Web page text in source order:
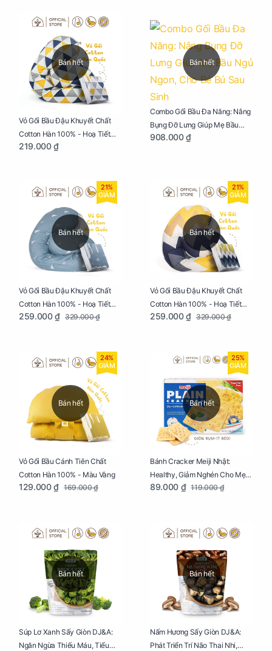
Bán hết
Vỏ Gối Bầu Đậu Khuyết Chất
Cotton Hàn 100% - Hoạ Tiết
Tam Giác
219.000 ₫
Bán hết
Combo Gối Bầu Đa Năng: Nâng
Bụng Đỡ Lưng Giúp Mẹ Bầu
Ngủ Ngon, Cho Bé Bú Sau Sinh
908.000 ₫
Bán hết
21%
GIẢM
Vỏ Gối Bầu Đậu Khuyết Chất
Cotton Hàn 100% - Hoạ Tiết
Thông Lạnh
259.000 ₫ 329.000 ₫
Bán hết
21%
GIẢM
Vỏ Gối Bầu Đậu Khuyết Chất
Cotton Hàn 100% - Hoạ Tiết
Ziczac
259.000 ₫ 329.000 ₫
Bán hết
24%
GIẢM
Vỏ Gối Bầu Cánh Tiên Chất
Cotton Hàn 100% - Màu Vàng
129.000 ₫ 169.000 ₫
Bán hết
25%
GIẢM
Bánh Cracker Meiji Nhật:
Healthy, Giảm Nghén Cho Mẹ
Bầu Hộp 104g
89.000 ₫ 119.000 ₫
Bán hết
Súp Lơ Xanh Sấy Giòn DJ&A:
Ngăn Ngừa Thiếu Máu, Tiểu
Bán hết
Nấm Hương Sấy Giòn DJ&A:
Phát Triển Trí Não Thai Nhi,